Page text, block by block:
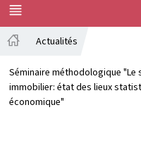
MENU
PRINCIPAL
Actualités
Séminaire méthodologique "Le
immobilier: état des lieux
économique"